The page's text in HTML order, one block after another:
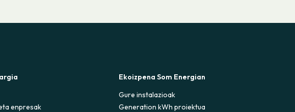
enpresak
Ekoizpena Som Energian
Gure instalazioak
Generation kWh proiektua